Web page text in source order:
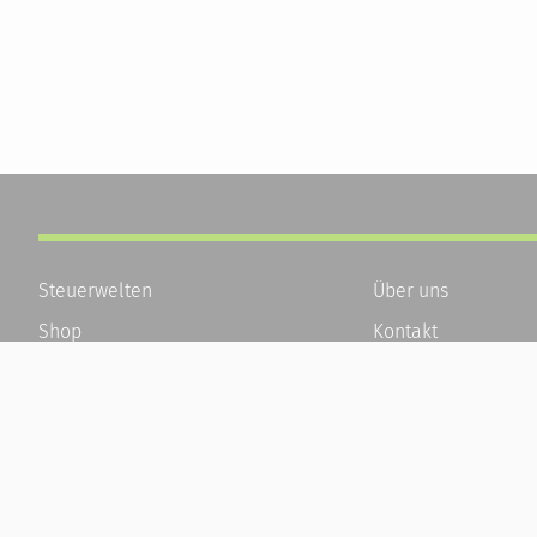
Steuerwelten
Shop
Über uns
Kontakt